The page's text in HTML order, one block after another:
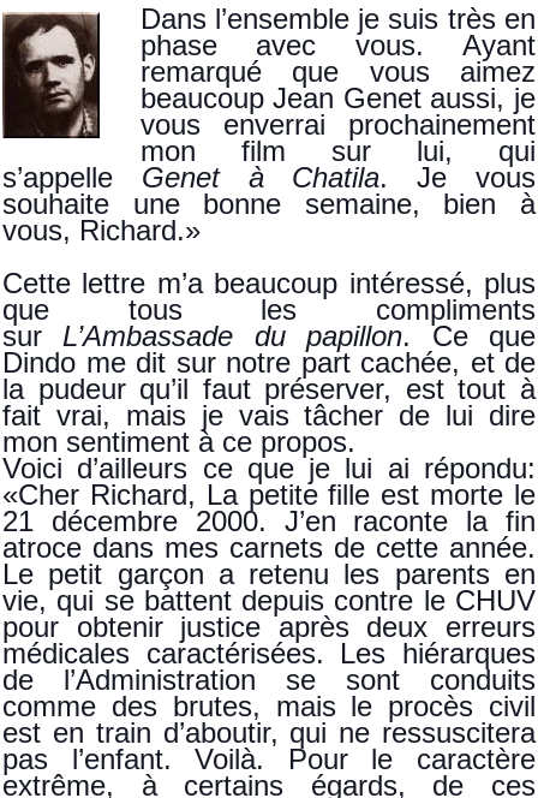
Dans l’ensemble je suis très en
phase avec vous. Ayant
remarqué que vous aimez
beaucoup Jean Genet aussi, je
vous enverrai prochainement
mon film sur lui, qui
s’appelle Genet à Chatila. Je vous
souhaite une bonne semaine, bien à
vous, Richard.»
Cette lettre m’a beaucoup intéressé, plus
que tous les compliments
sur L’Ambassade du papillon. Ce que
Dindo me dit sur notre part cachée, et de
la pudeur qu’il faut préserver, est tout à
fait vrai, mais je vais tâcher de lui dire
mon sentiment à ce propos.
Voici d’ailleurs ce que je lui ai répondu:
«Cher Richard, La petite fille est morte le
21 décembre 2000. J’en raconte la fin
atroce dans mes carnets de cette année.
Le petit garçon a retenu les parents en
vie, qui se battent depuis contre le CHUV
pour obtenir justice après deux erreurs
médicales caractérisées. Les hiérarques
de l’Administration se sont conduits
comme des brutes, mais le procès civil
est en train d’aboutir, qui ne ressuscitera
pas l’enfant. Voilà. Pour le caractère
extrême, à certains égards, de ces